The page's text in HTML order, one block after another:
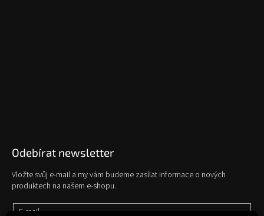
Odebírat newsletter
Vložte svůj e-mail a my vám budeme zasílat informace o nových
produktech na našem e-shopu.
E-mail